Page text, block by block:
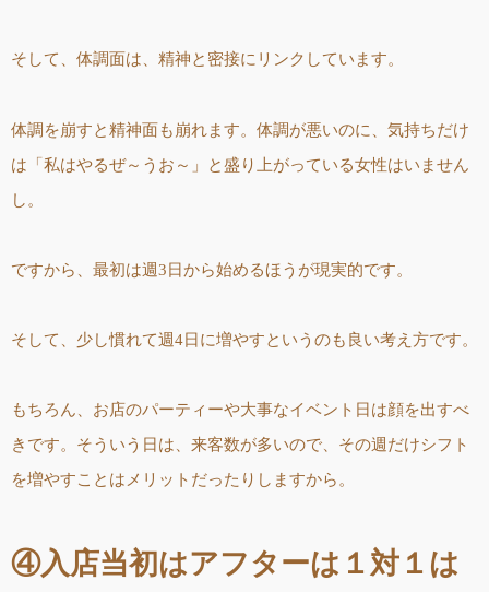
そして、体調面は、精神と密接にリンクしています。
体調を崩すと精神面も崩れます。体調が悪いのに、気持ちだけ
は「私はやるぜ～うお～」と盛り上がっている女性はいません
し。
ですから、最初は週3日から始めるほうが現実的です。
そして、少し慣れて週4日に増やすというのも良い考え方です。
もちろん、お店のパーティーや大事なイベント日は顔を出すべ
きです。そういう日は、来客数が多いので、その週だけシフト
を増やすことはメリットだったりしますから。
④入店当初はアフターは１対１は